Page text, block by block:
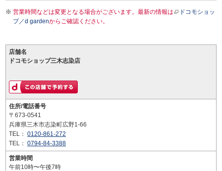
営業時間などは変更となる場合がございます。最新の情報は
ドコモショッ
プ／d gardenからご確認ください。
店舗名
ドコモショップ三木志染店
住所/電話番号
〒673-0541
兵庫県三木市志染町広野1-66
TEL： 0120-861-272
TEL： 0794-84-3388
営業時間
午前10時〜午後7時